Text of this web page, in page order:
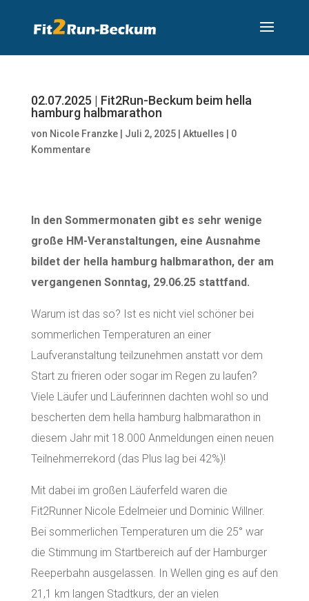
02.07.2025 | Fit2Run-Beckum beim hella
hamburg halbmarathon
von Nicole Franzke| Juli 2, 2025| Aktuelles
0
Kommentare
In den Sommermonaten gibt es sehr wenige
große HM-Veranstaltungen, eine Ausnahme
bildet der hella hamburg halbmarathon, der am
vergangenen Sonntag, 29.06.25 stattfand.
Warum ist das so? Ist es nicht viel schöner bei
sommerlichen Temperaturen an einer
Laufveranstaltung teilzunehmen anstatt vor dem
Start zu frieren oder sogar im Regen zu laufen?
Viele Läufer und Läuferinnen dachten wohl so und
bescherten dem hella hamburg halbmarathon in
diesem Jahr mit 18.000 Anmeldungen einen neuen
Teilnehmerrekord (das Plus lag bei 42%)!
Mit dabei im großen Läuferfeld waren die
Fit2Runner Nicole Edelmeier und Dominic Willner.
Bei sommerlichen Temperaturen um die 25° war
die Stimmung im Startbereich auf der Hamburger
Reeperbahn ausgelassen. In Wellen ging es auf den
21,1 km langen Stadtkurs, der an vielen